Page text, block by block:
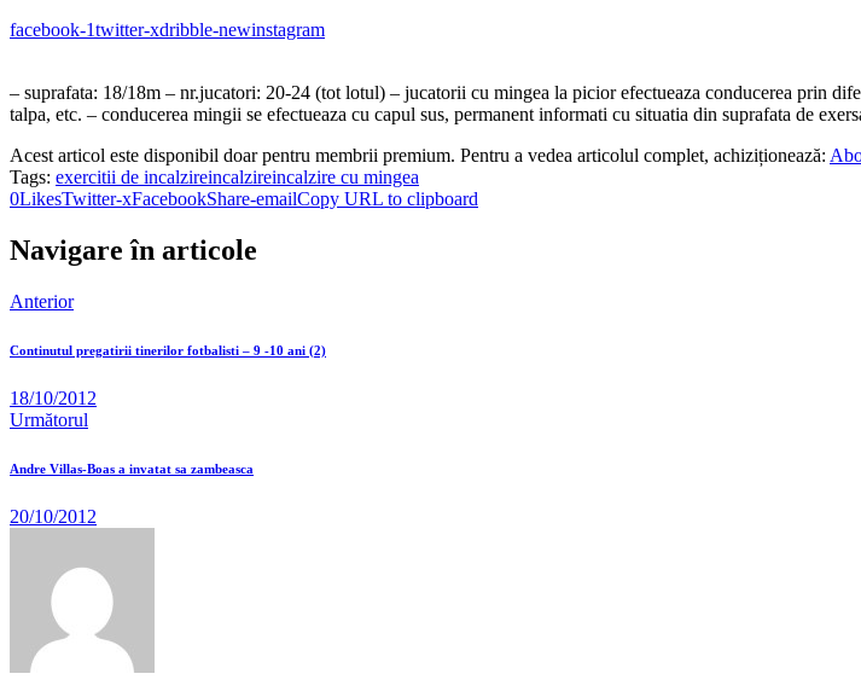
facebook-1twitter-xdribble-newinstagram
– suprafata: 18/18m – nr.jucatori: 20-24 (tot lotul) – jucatorii cu mingea la picior efectueaza conducerea prin
talpa, etc. – conducerea mingii se efectueaza cu capul sus, permanent informati cu situatia din suprafata de
Acest articol este disponibil doar pentru membrii premium. Pentru a vedea articolul complet, achiziționează:
Tags: exercitii de incalzireincalzireincalzire cu mingea
0LikesTwitter-xFacebookShare-emailCopy URL to clipboard
Navigare în articole
Anterior
Continutul pregatirii tinerilor fotbalisti – 9 -10 ani (2)
18/10/2012
Următorul
Andre Villas-Boas a invatat sa zambeasca
20/10/2012